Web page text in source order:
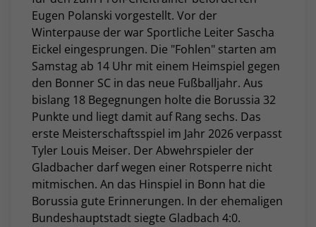
Eugen Polanski vorgestellt. Vor der
Winterpause der war Sportliche Leiter Sascha
Eickel eingesprungen. Die "Fohlen" starten am
Samstag ab 14 Uhr mit einem Heimspiel gegen
den Bonner SC in das neue Fußballjahr. Aus
bislang 18 Begegnungen holte die Borussia 32
Punkte und liegt damit auf Rang sechs. Das
erste Meisterschaftsspiel im Jahr 2026 verpasst
Tyler Louis Meiser. Der Abwehrspieler der
Gladbacher darf wegen einer Rotsperre nicht
mitmischen. An das Hinspiel in Bonn hat die
Borussia gute Erinnerungen. In der ehemaligen
Bundeshauptstadt siegte Gladbach 4:0.